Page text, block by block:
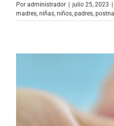
Por administrador | julio 25, 2023 |
madres niñas niños padres